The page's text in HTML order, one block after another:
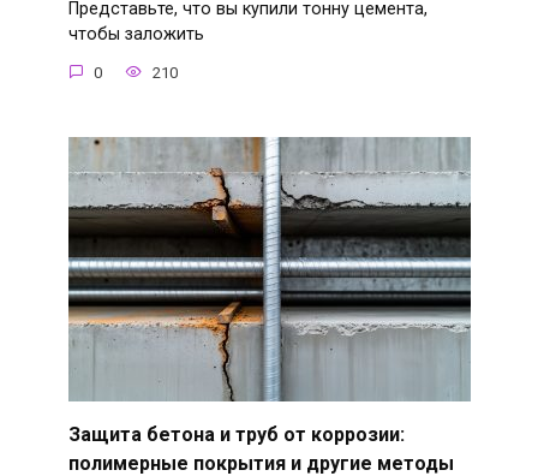
Представьте, что вы купили тонну цемента,
чтобы заложить
0 210
Защита бетона и труб от коррозии:
полимерные покрытия и другие методы